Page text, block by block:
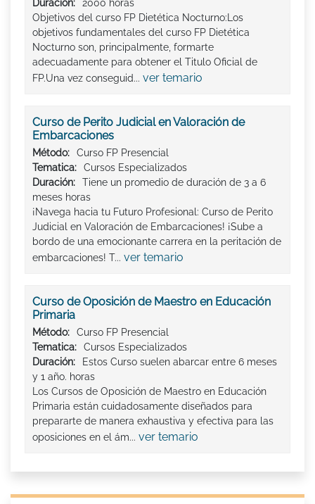
Duración:
2000 horas
Objetivos del curso FP Dietética Nocturno:Los
objetivos fundamentales del curso FP Dietética
Nocturno son, principalmente, formarte
adecuadamente para obtener el Titulo Oficial de
FP.Una vez conseguid... ver temario
Curso de Perito Judicial en Valoración de
Embarcaciones
Método:
Curso FP Presencial
Tematica:
Cursos Especializados
Duración:
Tiene un promedio de duración de 3 a 6
meses horas
¡Navega hacia tu Futuro Profesional: Curso de Perito
Judicial en Valoración de Embarcaciones! ¡Sube a
bordo de una emocionante carrera en la peritación de
embarcaciones! T... ver temario
Curso de Oposición de Maestro en Educación
Primaria
Método:
Curso FP Presencial
Tematica:
Cursos Especializados
Duración:
Estos Curso suelen abarcar entre 6 meses
y 1 año. horas
Los Cursos de Oposición de Maestro en Educación
Primaria están cuidadosamente diseñados para
prepararte de manera exhaustiva y efectiva para las
oposiciones en el ám... ver temario